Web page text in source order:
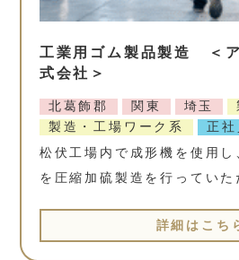
工業用ゴム製品製造 ＜
式会社＞
北葛飾郡 関東 埼玉
製造・工場ワーク系
正社
松伏工場内で成形機を使用し
を圧縮加硫製造を行っていた
詳細はこち